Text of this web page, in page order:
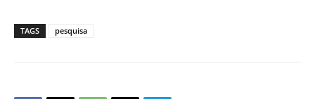
TAGS pesquisa